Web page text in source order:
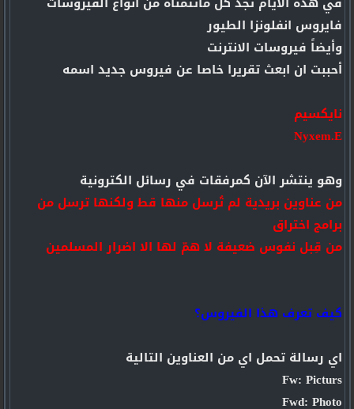
فايروس انفلونزا الطيور
وأيضاً فيروسات الانترنت
أحببت ان ابعث تقريرا خاصا عن فيروس جديد اسمه
نايكسيم
Nyxem.E
وهو ينتشر الآن كمرفقات في رسائل الكترونية
من عناوين بريدية لم تُرسل منها قط ولكنها ترسل من
برامج اختراق
من قِبل نفوس ضعيفة لا همّ لها الا اضرار المسلمين
كيف تعرف هذا الفيروس؟
اي رسالة تحمل اي من العناوين التالية
Fw: Picturs
Fwd: Photo